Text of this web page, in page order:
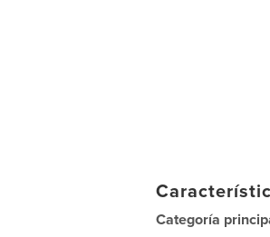
Categoría